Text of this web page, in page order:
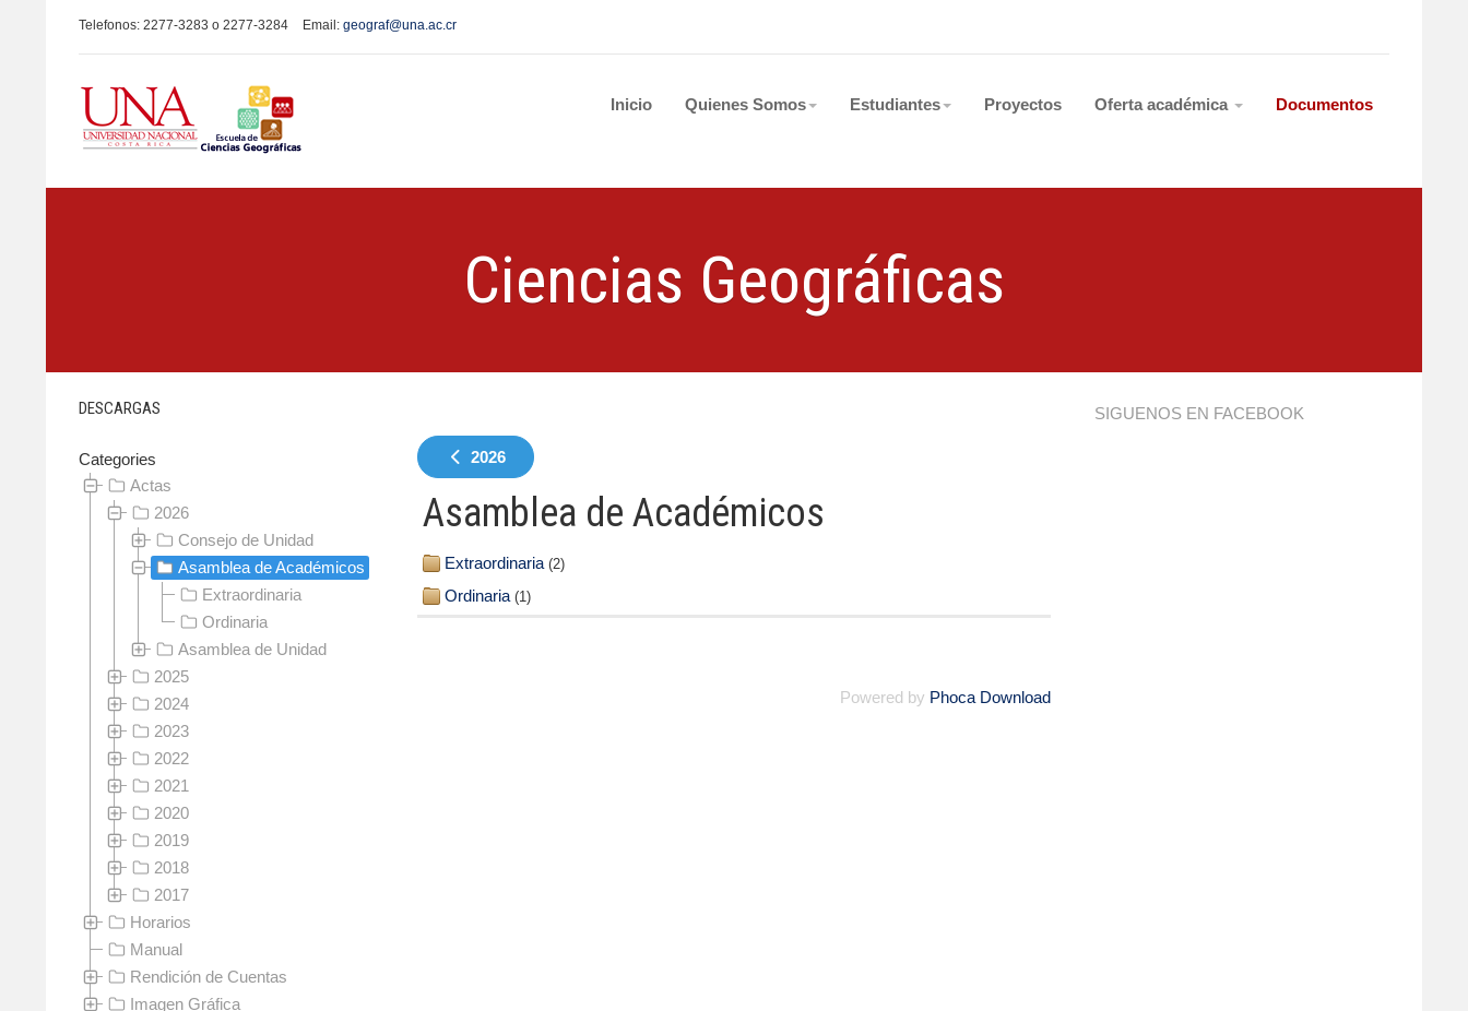
Telefonos: 2277-3283 o 2277-3284 Email: geograf@una.ac.cr
Inicio Quienes Somos Estudiantes Proyectos Oferta académica Documentos
Ciencias Geográficas
2026
Asamblea de Académicos
Extraordinaria (2)
Ordinaria (1)
Powered by Phoca Download
DESCARGAS
Categories
Actas
2026
Consejo de Unidad
Asamblea de Académicos
Extraordinaria
Ordinaria
Asamblea de Unidad
2025
2024
2023
2022
2021
2020
2019
2018
2017
Horarios
Manual
Rendición de Cuentas
Imagen Gráfica
SIGUENOS EN FACEBOOK